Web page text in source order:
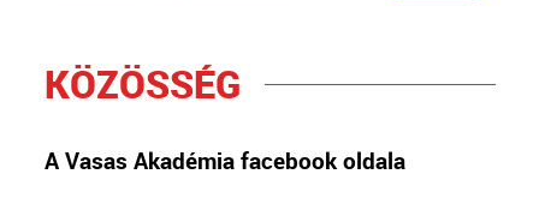
KÖZÖSSÉG
A Vasas Akadémia facebook oldala